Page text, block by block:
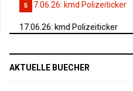
5
17.06.26: kmd Polizeiticker
AKTUELLE BUECHER